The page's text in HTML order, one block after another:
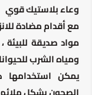
وعاء بلاستيك قوي
مع أقدام مضادة
مواد صديقة
ومياه الشرب
يمكن استخدامها